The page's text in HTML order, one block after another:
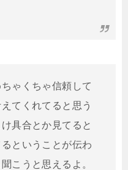
ゃくちゃ信頼して
てくれてると思う
具合とか見てると
ということが伝わ
こうと思えるよ。